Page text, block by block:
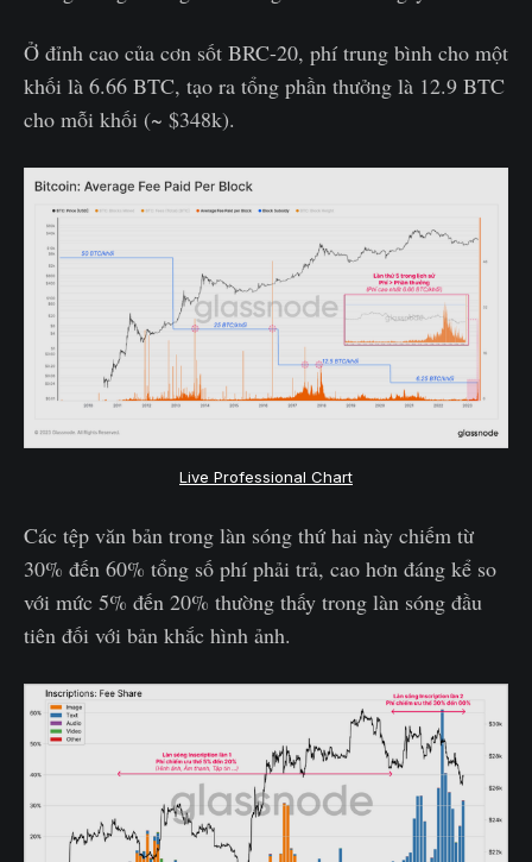
Ở đỉnh cao của cơn sốt BRC-20, phí trung bình cho một
khối là 6.66 BTC, tạo ra tổng phần thưởng là 12.9 BTC
cho mỗi khối (~ $348k).
Live Professional Chart
Các tệp văn bản trong làn sóng thứ hai này chiếm từ
30% đến 60% tổng số phí phải trả, cao hơn đáng kể so
với mức 5% đến 20% thường thấy trong làn sóng đầu
tiên đối với bản khắc hình ảnh.